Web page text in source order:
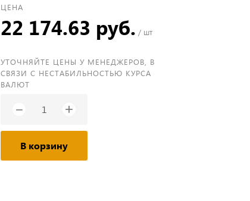
ЦЕНА
22 174.63 руб. / шт
УТОЧНЯЙТЕ ЦЕНЫ У МЕНЕДЖЕРОВ, В
СВЯЗИ С НЕСТАБИЛЬНОСТЬЮ КУРСА
ВАЛЮТ
− +
В корзину